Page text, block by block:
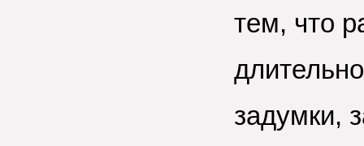
тем, что
задумки,